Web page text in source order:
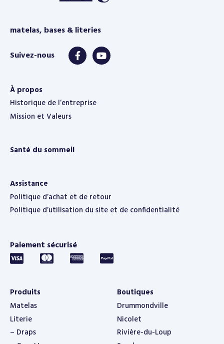
matelas, bases & literies
À propos
Historique de l’entreprise
Mission et Valeurs
Santé du sommeil
Assistance
Politique d’achat et de retour
Politique d’utilisation du site et de confidentialité
Paiement sécurisé
Produits
Matelas
Literie
– Draps
Boutiques
Drummondville
Nicolet
Rivière-du-Loup